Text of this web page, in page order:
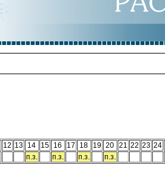
12 13 14 15 16 17 18 19 20 21 22 23 24
п.з. п.з. п.з. п.з.